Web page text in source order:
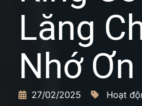
Lăng
Nhớ
27/02/2025 Hoạt